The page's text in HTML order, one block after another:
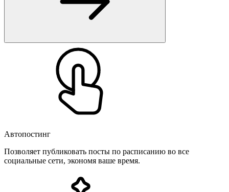
Автопостинг
Позволяет публиковать посты по расписанию во все
социальные сети, экономя ваше время.